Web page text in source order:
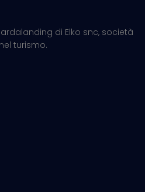
di Elko snc, società
turismo.